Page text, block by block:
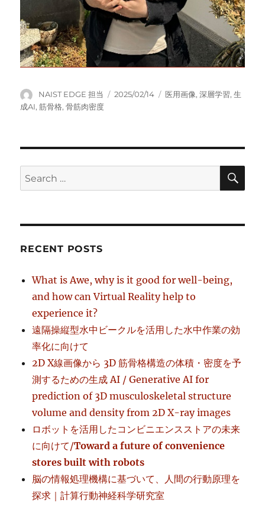
Author
NAIST EDGE 担当
Posted
2025/02/14 Tags
医用画像,深層学習,生
成AI,筋骨格,骨筋肉密度
Search
for:
RECENT POSTS
What is Awe, why is it good for well-being,
and how can Virtual Reality help to
experience it?
遠隔操縦型水中ビークルを活用した水中作業の効
率化に向けて
2D X線画像から 3D 筋骨格構造の体積・密度を予
測するための生成 AI / Generative AI for
prediction of 3D musculoskeletal structure
volume and density from 2D X-ray images
ロボットを活用したコンビニエンスストアの未来
に向けて/Toward a future of convenience
stores built with robots
脳の情報処理機構に基づいて、人間の行動原理を
探求｜計算行動神経科学研究室